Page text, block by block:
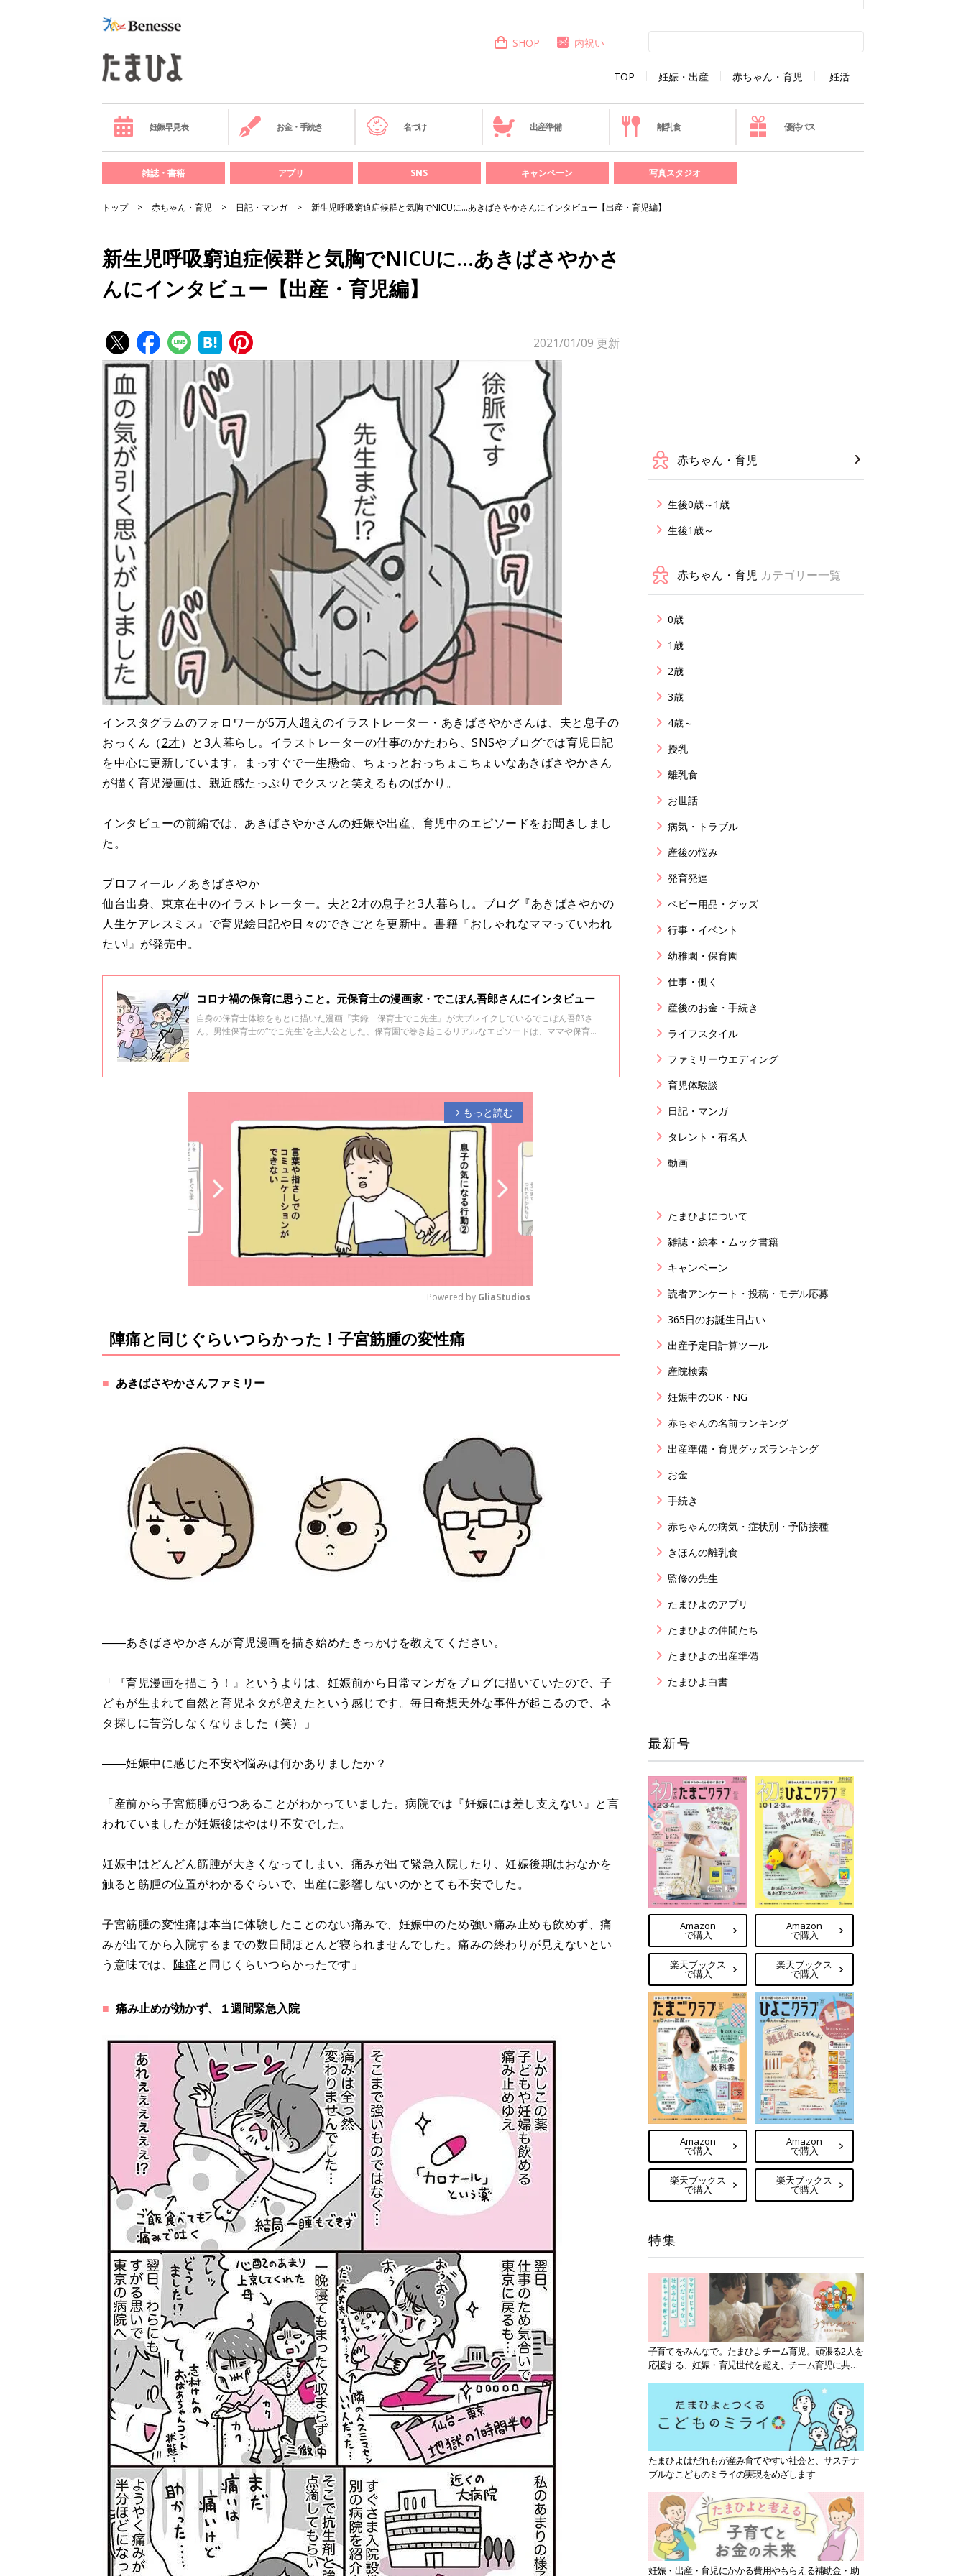
TOP 妊娠・出産 赤ちゃん・育児 妊活
SHOP 内祝い
妊娠早見表 お金・手続き 名づけ 出産準備 離乳食 優待パス
雑誌・書籍 アプリ SNS キャンペーン 写真スタジオ
トップ 赤ちゃん・育児 日記・マンガ 新生児呼吸窮迫症候群と気胸でNICUに…あきばさやかさんにインタビュー【出産・育児編】
新生児呼吸窮迫症候群と気胸でNICUに…あきばさやかさ
んにインタビュー【出産・育児編】
2021/01/09 更新
インスタグラムのフォロワーが5万人超えのイラストレーター・あきばさやかさんは、夫と息子の
おっくん（2才）と3人暮らし。イラストレーターの仕事のかたわら、SNSやブログでは育児日記
を中心に更新しています。まっすぐで一生懸命、ちょっとおっちょこちょいなあきばさやかさん
が描く育児漫画は、親近感たっぷりでクスッと笑えるものばかり。
インタビューの前編では、あきばさやかさんの妊娠や出産、育児中のエピソードをお聞きしまし
た。
プロフィール ／あきばさやか
仙台出身、東京在中のイラストレーター。夫と2才の息子と3人暮らし。ブログ『あきばさやかの
人生ケアレスミス』で育児絵日記や日々のできごとを更新中。書籍『おしゃれなママっていわれ
たい!』が発売中。
コロナ禍の保育に思うこと。元保育士の漫画家・でこぽん吾郎さんにインタビュー
自身の保育士体験をもとに描いた漫画『実録 保育士でこ先生』が大ブレイクしているでこぽん吾郎さ
ん。男性保育士の“でこ先生”を主人公とした、保育園で巻き起こるリアルなエピソードは、ママや保育士
arrow_forward_ios もっと読む
u
Powered by GliaStudios
陣痛と同じぐらいつらかった！子宮筋腫の変性痛
あきばさやかさんファミリー
――あきばさやかさんが育児漫画を描き始めたきっかけを教えてください。
「『育児漫画を描こう！』というよりは、妊娠前から日常マンガをブログに描いていたので、子
どもが生まれて自然と育児ネタが増えたという感じです。毎日奇想天外な事件が起こるので、ネ
タ探しに苦労しなくなりました（笑）」
――妊娠中に感じた不安や悩みは何かありましたか？
「産前から子宮筋腫が3つあることがわかっていました。病院では『妊娠には差し支えない』と言
われていましたが妊娠後はやはり不安でした。
妊娠中はどんどん筋腫が大きくなってしまい、痛みが出て緊急入院したり、 妊娠後期はおなかを
触ると筋腫の位置がわかるぐらいで、出産に影響しないのかとても不安でした。
子宮筋腫の変性痛は本当に体験したことのない痛みで、妊娠中のため強い痛み止めも飲めず、痛
みが出てから入院するまでの数日間ほとんど寝られませんでした。痛みの終わりが見えないとい
う意味では、 陣痛と同じくらいつらかったです」
痛み止めが効かず、１週間緊急入院
赤ちゃん・育児
生後0歳～1歳
生後1歳～
赤ちゃん・育児 カテゴリー一覧
0歳
1歳
2歳
3歳
4歳～
授乳
離乳食
お世話
病気・トラブル
産後の悩み
発育発達
ベビー用品・グッズ
行事・イベント
幼稚園・保育園
仕事・働く
産後のお金・手続き
ライフスタイル
ファミリーウエディング
育児体験談
日記・マンガ
タレント・有名人
動画
たまひよについて
雑誌・絵本・ムック書籍
キャンペーン
読者アンケート・投稿・モデル応募
365日のお誕生日占い
出産予定日計算ツール
産院検索
妊娠中のOK・NG
赤ちゃんの名前ランキング
出産準備・育児グッズランキング
お金
手続き
赤ちゃんの病気・症状別・予防接種
きほんの離乳食
監修の先生
たまひよのアプリ
たまひよの仲間たち
たまひよの出産準備
たまひよ白書
最新号
Amazon
で購入
楽天ブックス
で購入
Amazon
で購入
楽天ブックス
で購入
Amazon
で購入
楽天ブックス
で購入
Amazon
で購入
楽天ブックス
で購入
特集
子育てをみんなで。たまひよチーム育児。頑張る2人を
応援する、妊娠・育児世代を超え、チーム育児に共感
たまひよはだれもが産み育てやすい社会と、サステナ
ブルなこどものミライの実現をめざします
妊娠・出産・育児にかかる費用やもらえる補助金・助